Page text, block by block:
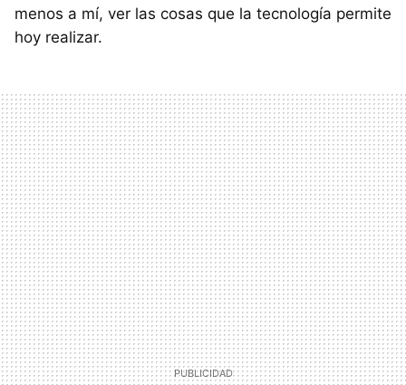
menos a mí, ver las cosas que la tecnología permite
hoy realizar.